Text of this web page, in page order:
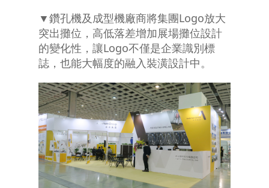
▼鑽孔機及成型機廠商將集團Logo放大
突出攤位，高低落差增加展場攤位設計
的變化性，讓Logo不僅是企業識別標
誌，也能大幅度的融入裝潢設計中。